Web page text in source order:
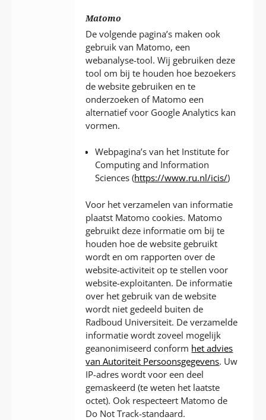
Matomo
De volgende pagina’s maken ook
gebruik van Matomo, een
webanalyse-tool. Wij gebruiken deze
tool om bij te houden hoe bezoekers
de website gebruiken en te
onderzoeken of Matomo een
alternatief voor Google Analytics kan
vormen.
Webpagina’s van het Institute for
Computing and Information
Sciences (https://www.ru.nl/icis/)
Voor het verzamelen van informatie
plaatst Matomo cookies. Matomo
gebruikt deze informatie om bij te
houden hoe de website gebruikt
wordt en om rapporten over de
website-activiteit op te stellen voor
website-exploitanten. De informatie
over het gebruik van de website
wordt niet gedeeld buiten de
Radboud Universiteit. De verzamelde
informatie wordt zoveel mogelijk
geanonimiseerd conform het advies
van Autoriteit Persoonsgegevens. Uw
IP-adres wordt voor een deel
gemaskeerd (te weten het laatste
octet). Ook respecteert Matomo de
Do Not Track-standaard.